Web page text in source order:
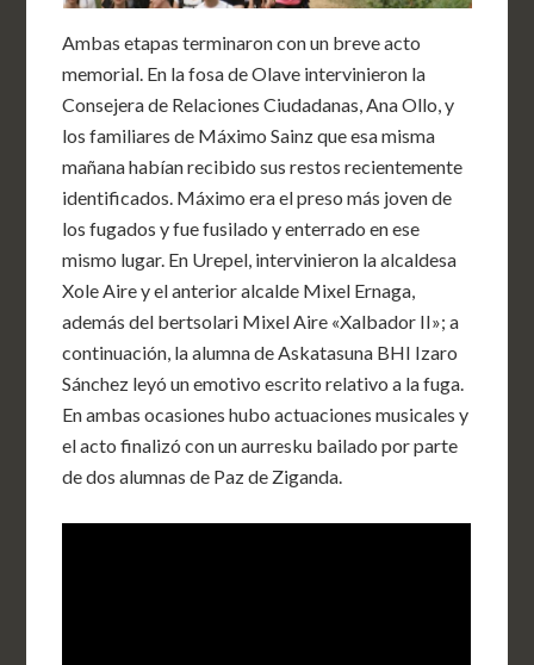
Ambas etapas terminaron con un breve acto
memorial. En la fosa de Olave intervinieron la
Consejera de Relaciones Ciudadanas, Ana Ollo, y
los familiares de Máximo Sainz que esa misma
mañana habían recibido sus restos recientemente
identificados. Máximo era el preso más joven de
los fugados y fue fusilado y enterrado en ese
mismo lugar. En Urepel, intervinieron la alcaldesa
Xole Aire y el anterior alcalde Mixel Ernaga,
además del bertsolari Mixel Aire «Xalbador II»; a
continuación, la alumna de Askatasuna BHI Izaro
Sánchez leyó un emotivo escrito relativo a la fuga.
En ambas ocasiones hubo actuaciones musicales y
el acto finalizó con un aurresku bailado por parte
de dos alumnas de Paz de Ziganda.